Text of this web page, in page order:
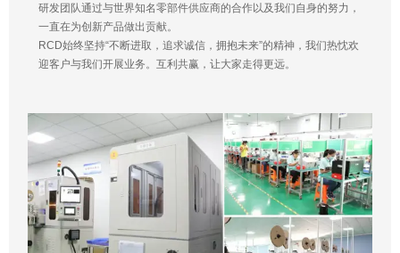
研发团队通过与世界知名零部件供应商的合作以及我们自身的努力，
一直在为创新产品做出贡献。
RCD始终坚持“不断进取，追求诚信，拥抱未来”的精神，我们热忱欢
迎客户与我们开展业务。互利共赢，让大家走得更远。